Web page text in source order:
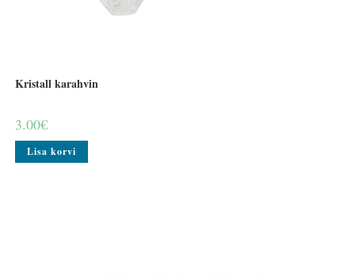
Kristall karahvin
3.00€
Lisa korvi